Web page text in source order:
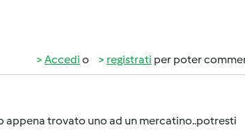
Accedi o registrati per poter
appena trovato uno ad un mercatino..potresti